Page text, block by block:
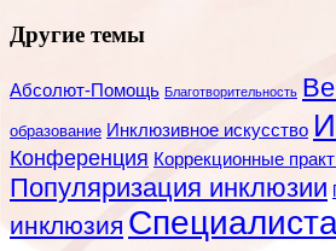
Другие темы
Абсолют-Помощь Благотворительность
образование Инклюзивное искусство
Конференция Коррекционные
Популяризация инклюзии
инклюзия